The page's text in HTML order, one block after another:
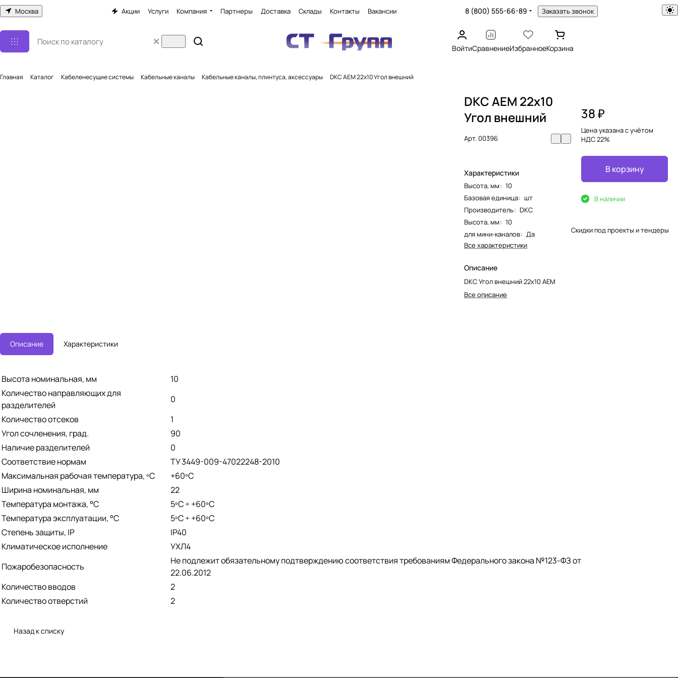
Москва Акции Услуги Компания Партнеры Доставка Склады Контакты Вакансии 8 (800) 555-66-89 Заказать звонок
ВойтиСравнениеИзбранноеКорзина
Главная Каталог Кабеленесущие системы Кабельные каналы Кабельные каналы, плинтуса, аксессуары DKC AEM 22x10 Угол внешний
DKC AEM 22x10
Угол внешний
Арт.00396
Характеристики
Высота, мм: 10
Базовая единица: шт
Производитель: DKC
Высота, мм: 10
для мини-каналов: Да
Все характеристики
Описание
DKC Угол внешний 22x10 AEM
Все описание
38 ₽
Цена указана с учётом
НДС 22%
В корзину
В наличии
Скидки под проекты и тендеры
Описание Характеристики
Высота номинальная, мм
10
Количество направляющих для
разделителей
0
Количество отсеков
1
Угол сочленения, град.
90
Наличие разделителей
0
Соответствие нормам
ТУ 3449-009-47022248-2010
Максимальная рабочая температура, ºС
+60ºС
Ширина номинальная, мм
22
Температура монтажа, °С
­5ºС ÷ +60ºС
Температура эксплуатации, °С
­5ºС ÷ +60ºС
Степень защиты, IP
IP40
Климатическое исполнение
УХЛ4
Пожаробезопасность
Не подлежит обязательному подтверждению соответствия требованиям Федерального закона №123-ФЗ от
22.06.2012
Количество вводов
2
Количество отверстий
2
Назад к списку